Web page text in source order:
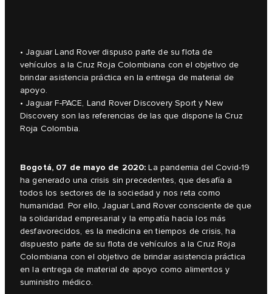
• Jaguar Land Rover dispuso parte de su flota de
vehículos a la Cruz Roja Colombiana con el objetivo de
brindar asistencia práctica en la entrega de material de
apoyo.
• Jaguar F-PACE, Land Rover Discovery Sport y New
Discovery son las referencias de las que dispone la Cruz
Roja Colombia.
Bogotá, 07 de mayo de 2020: La pandemia del Covid-19
ha generado una crisis sin precedentes, que desafía a
todos los sectores de la sociedad y nos reta como
humanidad. Por ello, Jaguar Land Rover consciente de que
la solidaridad empresarial y la empatía hacia los más
desfavorecidos, es la medicina en tiempos de crisis, ha
dispuesto parte de su flota de vehículos a la Cruz Roja
Colombiana con el objetivo de brindar asistencia práctica
en la entrega de material de apoyo como alimentos y
suministro médico.